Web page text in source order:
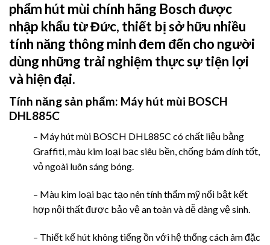
phẩm hút mùi chính hãng Bosch được
nhập khẩu từ Đức, thiết bị sở hữu nhiều
tính năng thông minh đem đến cho người
dùng những trải nghiệm thực sự tiện lợi
và hiện đại.
Tính năng sản phẩm: Máy hút mùi BOSCH
DHL885C
– Máy hút mùi BOSCH DHL885C có chất liệu bằng
Graffiti, màu kim loại bạc siêu bền, chống bám dính tốt,
vỏ ngoài luôn sáng bóng.
– Màu kim loại bạc tạo nên tính thẩm mỹ nổi bật kết
hợp nội thất được bảo vệ an toàn và dễ dàng vệ sinh.
– Thiết kế hút không tiếng ồn với hệ thống cách âm đặc